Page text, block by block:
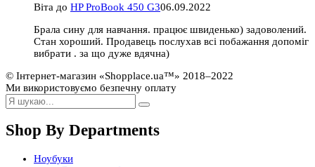
Віта до HP ProBook 450 G306.09.2022
Брала сину для навчання. працює швиденько) задоволений.
Стан хороший. Продавець послухав всі побажання допоміг
вибрати . за що дуже вдячна)
© Інтернет-магазин «Shopplace.ua™» 2018–2022
Ми використовуємо безпечну оплату
Shop By Departments
Ноубуки